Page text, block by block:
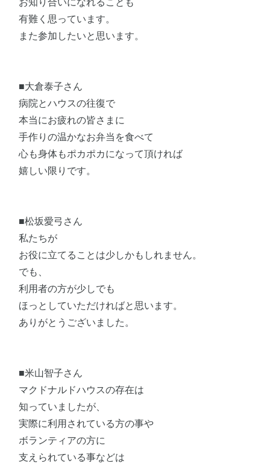
有難く思っています。
また参加したいと思います。
■大倉泰子さん
病院とハウスの往復で
本当にお疲れの皆さまに
手作りの温かなお弁当を食べて
心も身体もポカポカになって頂ければ
嬉しい限りです。
■松坂愛弓さん
私たちが
お役に立てることは少しかもしれません。
でも、
利用者の方が少しでも
ほっとしていただければと思います。
ありがとうございました。
■米山智子さん
マクドナルドハウスの存在は
知っていましたが、
実際に利用されている方の事や
ボランティアの方に
支えられている事などは